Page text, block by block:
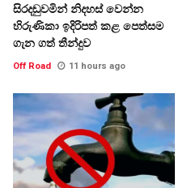
සිරදඬුවමින් නිදහස් වෙන්න
හිරුණිකා ඉදිරිපත් කළ පෙත්සම
ගැන ගත් තීන්දුව
Off Road 11 hours ago